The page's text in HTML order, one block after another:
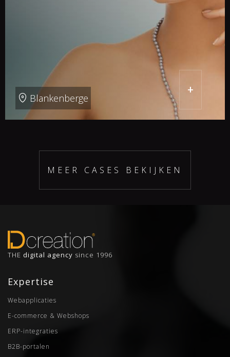
Blankenberge
+
MEER CASES BEKIJKEN
THE digital agency since 1996
Expertise
Webapplicaties
E-commerce & Webshops
ERP-integraties
B2B-portalen